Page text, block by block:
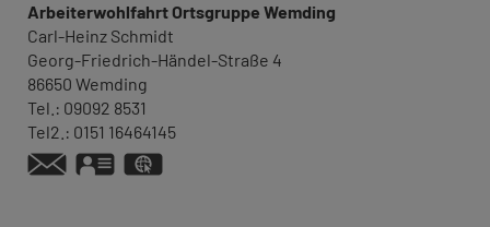
Arbeiterwohlfahrt Ortsgruppe Wemding
Carl-Heinz Schmidt
Georg-Friedrich-Händel-Straße 4
86650 Wemding
Tel.: 09092 8531
Tel2.: 0151 16464145
vCard